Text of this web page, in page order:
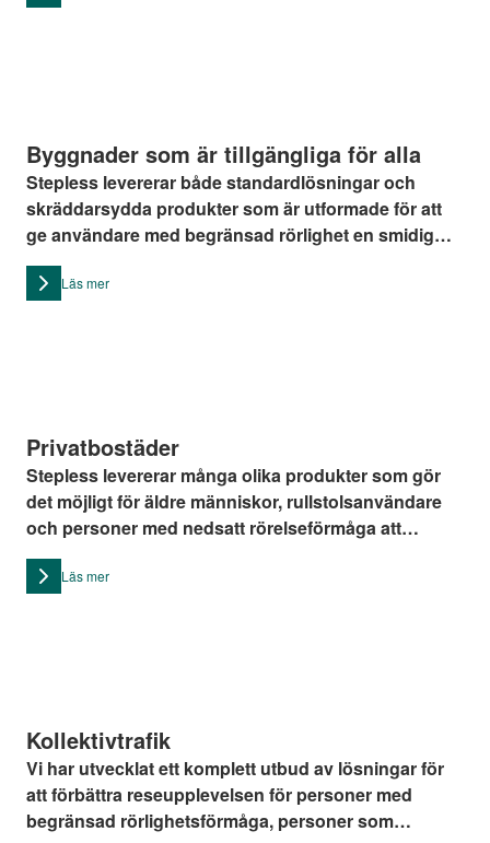
Byggnader som är tillgängliga för alla
Stepless levererar både standardlösningar och
skräddarsydda produkter som är utformade för att
ge användare med begränsad rörlighet en smidig
och värdig tillgång till byggnader och
transportmedel.
Läs mer
Privatbostäder
Stepless levererar många olika produkter som gör
det möjligt för äldre människor, rullstolsanvändare
och personer med nedsatt rörelseförmåga att
fortsätta att bo i sina egna hem, även om de har flera
nivåer eller våningar.
Läs mer
Kollektivtrafik
Vi har utvecklat ett komplett utbud av lösningar för
att förbättra reseupplevelsen för personer med
begränsad rörlighetsförmåga, personer som